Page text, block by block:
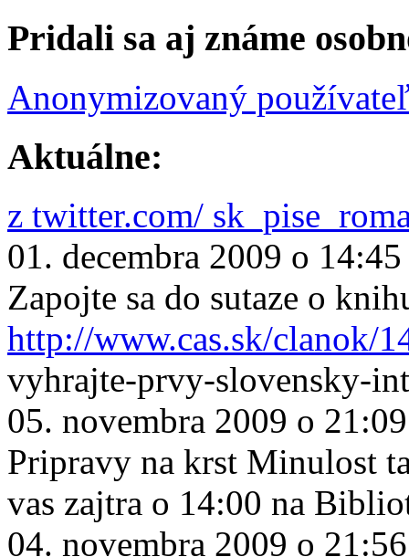
Pridali sa aj známe
Anonymizovaný
Aktuálne:
z twitter.com/
01. decembra 2009 o 14:45
Zapojte sa do sutaze o
http://www.cas.sk/clanok/
vyhrajte-prvy-slovensky-
05. novembra 2009 o 21:09
Pripravy na krst Minulost
vas zajtra o 14:00 na
04. novembra 2009 o 21:56